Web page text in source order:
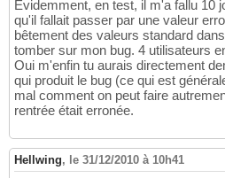
Evidemment, en test, il m'a fallu 10
qu'il fallait passer par une valeur
bêtement des valeurs standard
tomber sur mon bug. 4 utilisateurs
Oui m'enfin tu aurais directement
qui produit le bug (ce qui est
mal comment on peut faire
rentrée était erronée.
Hellwing, le 31/12/2010 à 10h41